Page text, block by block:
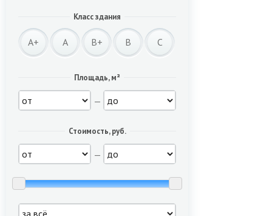
Класс здания
A+ A B+ B C
Площадь, м²
—
Стоимость, руб.
—